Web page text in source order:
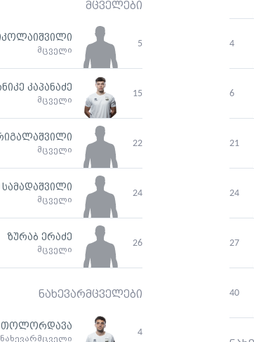
მცველები
5
მცველი
15
კაპანაძე
მცველი
22
მცველი
24
მცველი
26
ზურაბ ერაძე
მცველი
ნახევარმცველები
4
თოლორდავა
ნახევარმცველი
4
6
21
24
27
40